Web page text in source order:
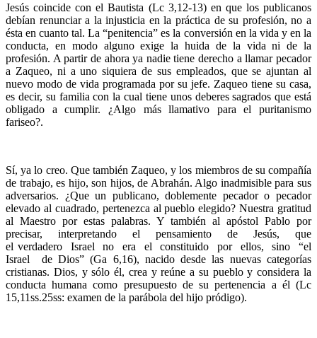
Jesús coincide con el Bautista (Lc 3,12-13) en que los publicanos
debían renunciar a la injusticia en la práctica de su profesión, no a
ésta en cuanto tal. La “penitencia” es la conversión en la vida y en la
conducta, en modo alguno exige la huida de la vida ni de la
profesión. A partir de ahora ya nadie tiene derecho a llamar pecador
a Zaqueo, ni a uno siquiera de sus empleados, que se ajuntan al
nuevo modo de vida programada por su jefe. Zaqueo tiene su casa,
es decir, su familia con la cual tiene unos deberes sagrados que está
obligado a cumplir. ¿Algo más llamativo para el puritanismo
fariseo?.
Sí, ya lo creo. Que también Zaqueo, y los miembros de su compañía
de trabajo, es hijo, son hijos, de Abrahán. Algo inadmisible para sus
adversarios. ¿Que un publicano, doblemente pecador o pecador
elevado al cuadrado, pertenezca al pueblo elegido? Nuestra gratitud
al Maestro por estas palabras. Y también al apóstol Pablo por
precisar, interpretando el pensamiento de Jesús, que
el verdadero Israel no era el constituido por ellos, sino “el
Israel de Dios” (Ga 6,16), nacido desde las nuevas categorías
cristianas. Dios, y sólo él, crea y reúne a su pueblo y considera la
conducta humana como presupuesto de su pertenencia a él (Lc
15,11ss.25ss: examen de la parábola del hijo pródigo).